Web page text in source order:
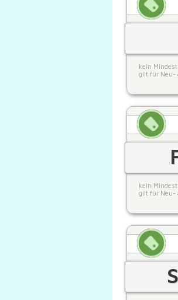
kein
gilt für Neu-
kein
gilt für Neu-